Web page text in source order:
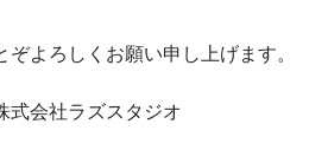
よろしくお願い申し上げます。
会社ラズスタジオ